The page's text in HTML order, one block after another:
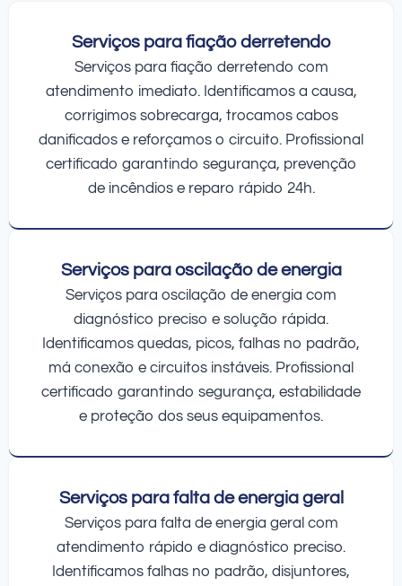
Serviços para fiação derretendo
Serviços para fiação derretendo com
atendimento imediato. Identificamos a causa,
corrigimos sobrecarga, trocamos cabos
danificados e reforçamos o circuito. Profissional
certificado garantindo segurança, prevenção
de incêndios e reparo rápido 24h.
Serviços para oscilação de energia
Serviços para oscilação de energia com
diagnóstico preciso e solução rápida.
Identificamos quedas, picos, falhas no padrão,
má conexão e circuitos instáveis. Profissional
certificado garantindo segurança, estabilidade
e proteção dos seus equipamentos.
Serviços para falta de energia geral
Serviços para falta de energia geral com
atendimento rápido e diagnóstico preciso.
Identificamos falhas no padrão, disjuntores,